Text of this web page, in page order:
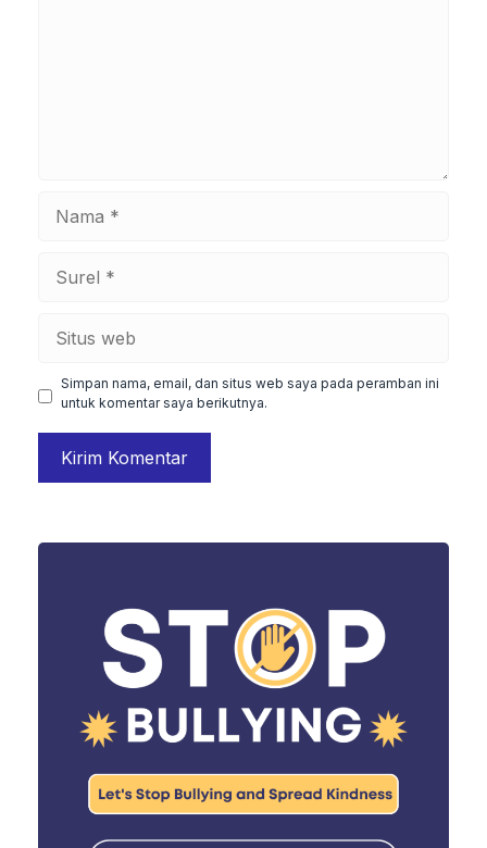
Simpan nama, email, dan situs web saya pada peramban ini
untuk komentar saya berikutnya.